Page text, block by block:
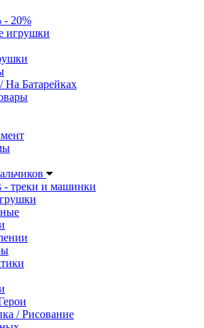
20%
игрушки
На Батарейках
- треки и машинки
/ Рисование